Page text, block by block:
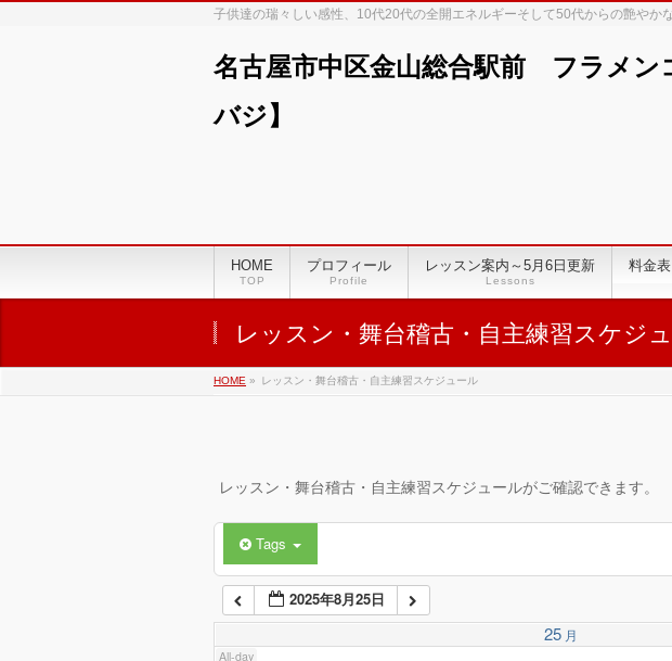
子供達の瑞々しい感性、10代20代の全開エネルギーそして50代からの艶や
名古屋市中区金山総合駅前 フラメン
バジ】
HOME
TOP
プロフィール
Profile
レッスン案内～5月6日更新
Lessons
料金表
レッスン・舞台稽古・自主練習スケジ
HOME » レッスン・舞台稽古・自主練習スケジュール
レッスン・舞台稽古・自主練習スケジュールがご確認できます。
Tags
2025年8月25日
25 月
All-day
02:00
03:00
05:00
06:00
07:00